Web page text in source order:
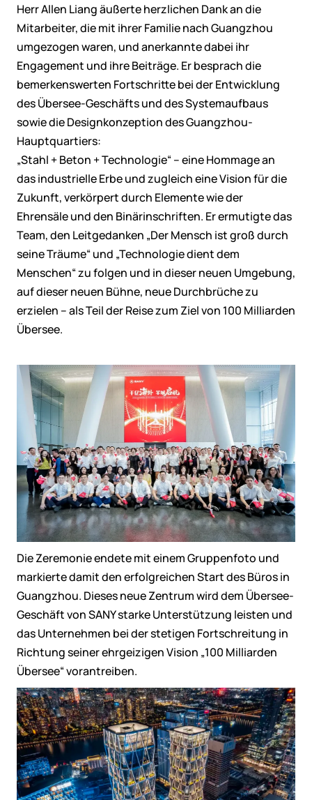
Herr Allen Liang äußerte herzlichen Dank an die
Mitarbeiter, die mit ihrer Familie nach Guangzhou
umgezogen waren, und anerkannte dabei ihr
Engagement und ihre Beiträge. Er besprach die
bemerkenswerten Fortschritte bei der Entwicklung
des Übersee-Geschäfts und des Systemaufbaus
sowie die Designkonzeption des Guangzhou-
Hauptquartiers:
„Stahl + Beton + Technologie“ – eine Hommage an
das industrielle Erbe und zugleich eine Vision für die
Zukunft, verkörpert durch Elemente wie der
Ehrensäle und den Binärinschriften. Er ermutigte das
Team, den Leitgedanken „Der Mensch ist groß durch
seine Träume“ und „Technologie dient dem
Menschen“ zu folgen und in dieser neuen Umgebung,
auf dieser neuen Bühne, neue Durchbrüche zu
erzielen – als Teil der Reise zum Ziel von 100 Milliarden
Übersee.
Die Zeremonie endete mit einem Gruppenfoto und
markierte damit den erfolgreichen Start des Büros in
Guangzhou. Dieses neue Zentrum wird dem Übersee-
Geschäft von SANY starke Unterstützung leisten und
das Unternehmen bei der stetigen Fortschreitung in
Richtung seiner ehrgeizigen Vision „100 Milliarden
Übersee“ vorantreiben.